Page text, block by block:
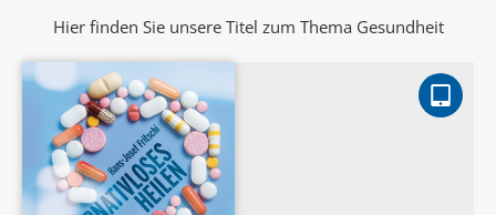
Hier finden Sie unsere Titel zum Thema Gesundheit